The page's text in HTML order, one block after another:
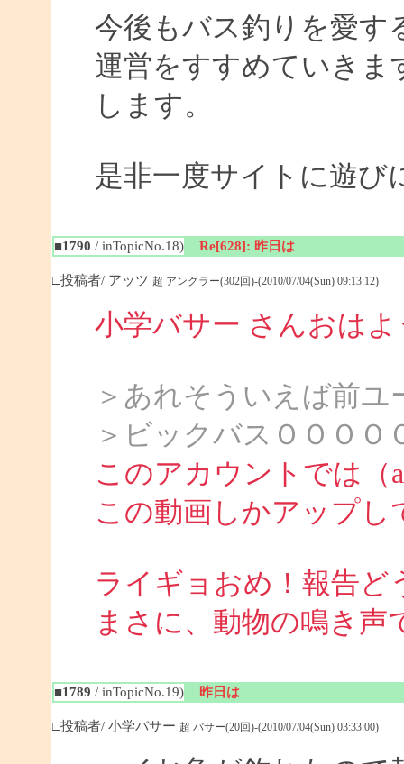
今後もバス釣りを愛す
運営をすすめていきま
します。
是非一度サイトに遊び
■1790 / inTopicNo.18) Re[628]: 昨日は
□投稿者/ アッツ 超 アングラー(302回)-(2010/07/04(Sun) 09:13:12)
小学バサー さんおは
＞あれそういえば前
＞ビックバスＯＯＯ
このアカウントでは（
この動画しかアップし
ライギョおめ！報告ど
まさに、動物の鳴き声
■1789 / inTopicNo.19) 昨日は
□投稿者/ 小学バサー 超 バサー(20回)-(2010/07/04(Sun) 03:33:00)